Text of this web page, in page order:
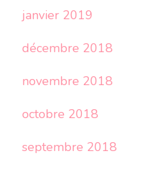
janvier 2019
décembre 2018
novembre 2018
octobre 2018
septembre 2018